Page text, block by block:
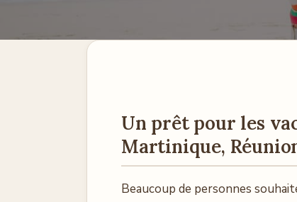
Un prêt pour les
Martinique,
Beaucoup de personnes